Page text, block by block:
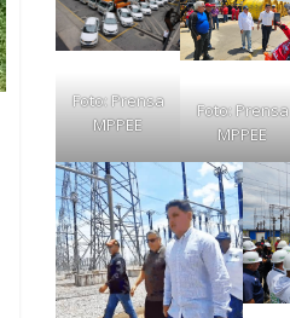
Foto: Prensa
MPPEE
Foto: Prensa
MPPEE